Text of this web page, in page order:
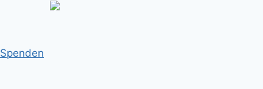
Spenden